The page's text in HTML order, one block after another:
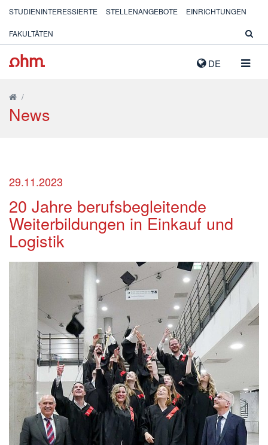
DE
STUDIENINTERESSIERTE STELLENANGEBOTE EINRICHTUNGEN
FAKULTÄTEN
/
News
29.11.2023
20 Jahre berufsbegleitende
Weiterbildungen in Einkauf und
Logistik